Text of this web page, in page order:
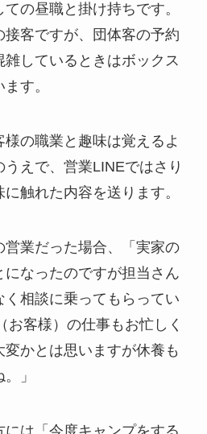
の昼職と掛け持ちです。
客ですが、団体客の予約
しているときはボックス
す。
の職業と趣味は覚えるよ
えで、営業LINEではさり
触れた内容を送ります。
業だった場合、「実家の
になったのですが担当さん
相談に乗ってもらってい
お客様）の仕事もお忙しく
かとは思いますが休養も
」
は「今度キャンプをする